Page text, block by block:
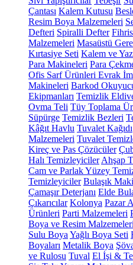
Çantası Kalem Kutusu
Resim Boya Malzemeleri
Defteri Spiralli Defter
Malzemeleri Masaüstü
Kırtasiye Seti Kalem ve
Para Makineleri Para
Ofis Sarf Ürünleri Evrak
Makineleri Barkod
Ekipmanları Temizlik
Ovma Teli Tüy Toplama
Süpürge Temizlik Bezleri
Kâğıt Havlu Tuvalet Kağıdı
Malzemeleri Tuvalet
Kireç ve Pas Çözücüler
Halı Temizleyiciler Ahşap
Cam ve Parlak Yüzey
Temizleyiciler Bulaşık
Çamaşır Deterjanı Elde
Çıkarıcılar Kolonya Pazar
Ürünleri Parti Malzemeleri
Boya ve Resim Malzemeleri
Sulu Boya Yağlı Boya Seti
Boyaları Metalik Boya
ve Rulosu Tuval El İşi &